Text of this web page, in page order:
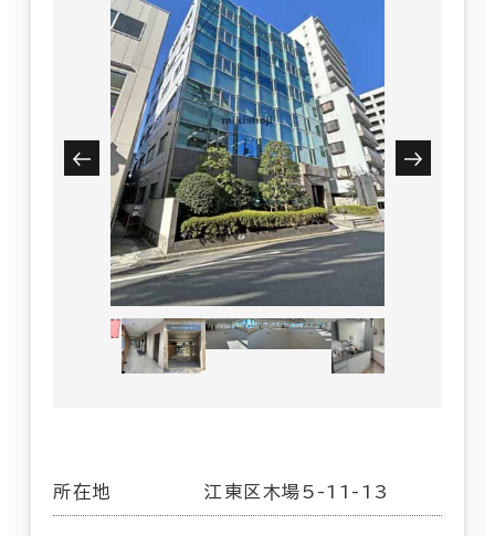
所在地 江東区木場5-11-13